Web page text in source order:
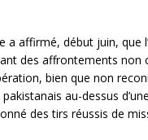
affirmé, début juin, que
des affrontements non
bien que non
au-dessus
des tirs réussis de